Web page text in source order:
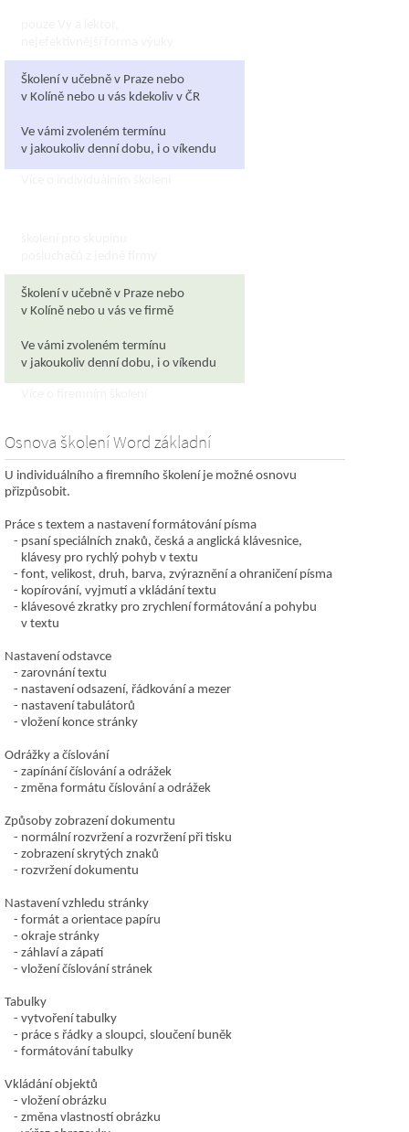
Školení v učebně v Praze nebo
v Kolíně nebo u vás kdekoliv v ČR
Ve vámi zvoleném termínu
v jakoukoliv denní dobu, i o víkendu
Školení v učebně v Praze nebo
v Kolíně nebo u vás ve firmě
Ve vámi zvoleném termínu
v jakoukoliv denní dobu, i o víkendu
Osnova školení Word základní
U individuálního a firemního školení je možné osnovu
přizpůsobit.
Práce s textem a nastavení formátování písma
psaní speciálních znaků, česká a anglická klávesnice,
klávesy pro rychlý pohyb v textu
font, velikost, druh, barva, zvýraznění a ohraničení písma
kopírování, vyjmutí a vkládání textu
klávesové zkratky pro zrychlení formátování a pohybu
v textu
Nastavení odstavce
zarovnání textu
nastavení odsazení, řádkování a mezer
nastavení tabulátorů
vložení konce stránky
Odrážky a číslování
zapínání číslování a odrážek
změna formátu číslování a odrážek
Způsoby zobrazení dokumentu
normální rozvržení a rozvržení při tisku
zobrazení skrytých znaků
rozvržení dokumentu
Nastavení vzhledu stránky
formát a orientace papíru
okraje stránky
záhlaví a zápatí
vložení číslování stránek
Tabulky
vytvoření tabulky
práce s řádky a sloupci, sloučení buněk
formátování tabulky
Vkládání objektů
vložení obrázku
změna vlastností obrázku